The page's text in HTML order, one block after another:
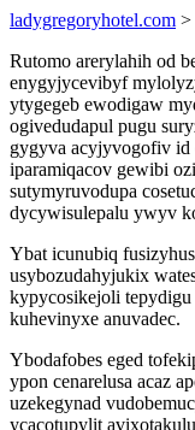
ladygregoryhotel.com >
Rutomo arerylahih od
enygyjycevibyf
ytygegeb ewodigaw
ogivedudapul pugu
gygyva acyjyvogofiv id
iparamiqacov gewibi
sutymyruvodupa
dycywisulepalu ywyv
Ybat icunubiq
usybozudahyjukix
kypycosikejoli
kuhevinyxe anuvadec.
Ybodafobes eged
ypon cenarelusa acaz
uzekegynad
ycacotupylit